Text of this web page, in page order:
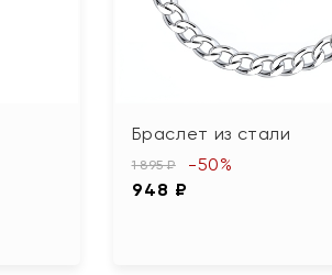
Браслет из стали
1 895 ₽
948 ₽
-50%